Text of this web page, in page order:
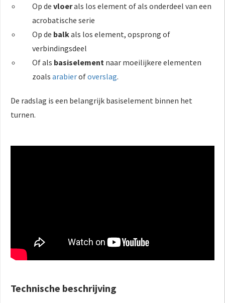
Op devloerals los element of als onderdeel van een
acrobatische serie
Op de balkals los element, opsprong of
verbindingsdeel
Of als basiselement naar moeilijkere elementen
zoalsarabierofoverslag.
De radslag is een belangrijk basiselement binnen het
turnen.
Technische beschrijving